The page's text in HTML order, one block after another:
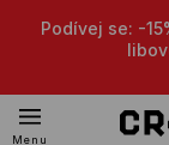
Podívej se: -
Menu